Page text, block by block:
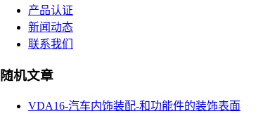
产品认证
新闻动态
联系我们
随机文章
VDA16-汽车内饰装配-和功能件的装饰表面